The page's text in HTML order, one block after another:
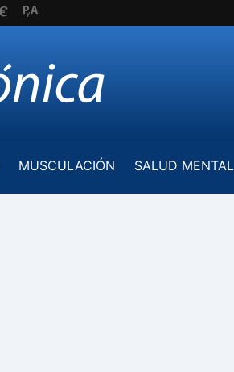
MUSCULACIÓN
SALUD MENTAL